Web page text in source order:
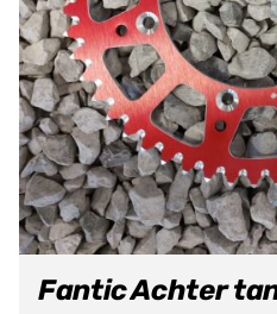
Fantic Achter